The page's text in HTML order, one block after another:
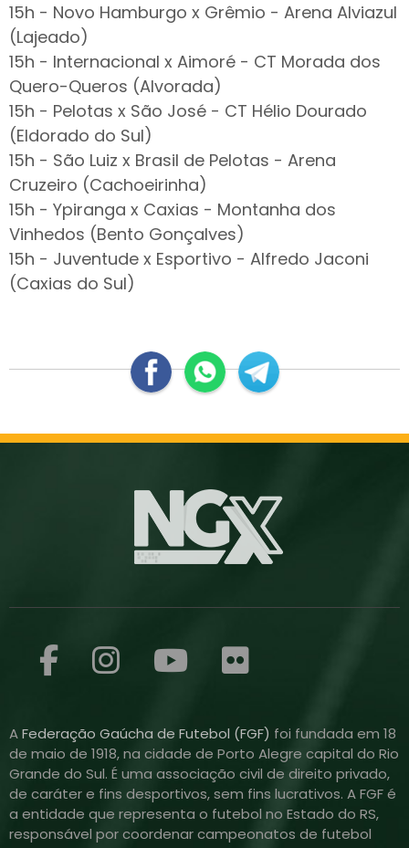
15h - Novo Hamburgo x Grêmio - Arena Alviazul
(Lajeado)
15h - Internacional x Aimoré - CT Morada dos
Quero-Queros (Alvorada)
15h - Pelotas x São José - CT Hélio Dourado
(Eldorado do Sul)
15h - São Luiz x Brasil de Pelotas - Arena
Cruzeiro (Cachoeirinha)
15h - Ypiranga x Caxias - Montanha dos
Vinhedos (Bento Gonçalves)
15h - Juventude x Esportivo - Alfredo Jaconi
(Caxias do Sul)
AFederação Gaúcha de Futebol (FGF) foi fundada em 18
de maio de 1918, na cidade de Porto Alegre capital do Rio
Grande do Sul. É uma associação civil de direito privado,
de caráter e fins desportivos, sem fins lucrativos. A FGF é
a entidade que representa o futebol no Estado do RS,
responsável por coordenar campeonatos de futebol